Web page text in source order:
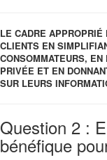
LE CADRE
CLIENTS EN
CONSOMMATEURS,
PRIVÉE ET EN
SUR LEURS
Question 2 :
bénéfique